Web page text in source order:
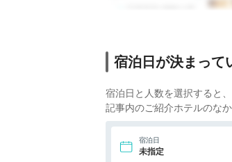
7.
アパホテル 名古屋
丸の内駅前
8. 天然温泉ホテルリ
ブマックス
名古屋マリオット
アソシアホテル
宿泊日が決まって
宿泊日と人数を選択すると、
記事内のご紹介ホテルのな
宿泊日
未指定